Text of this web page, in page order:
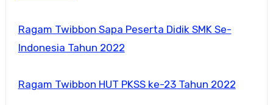
Ragam Twibbon Sapa Peserta Didik SMK Se-
Indonesia Tahun 2022
Ragam Twibbon HUT PKSS ke-23 Tahun 2022